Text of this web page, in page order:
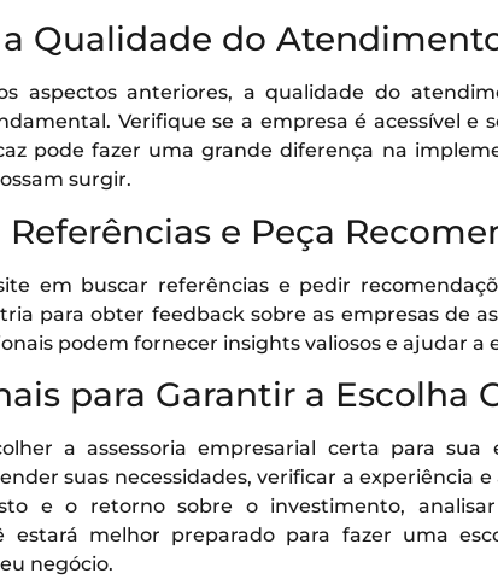
a Qualidade do
aspectos anteriores, a qualidade do
Verifique se a empresa é acessível e
pode fazer uma grande diferença na
surgir.
Referências e Peça
em buscar referências e pedir
para obter feedback sobre as empresas de
podem fornecer insights valiosos e ajudar a
para Garantir a Escolha
a assessoria empresarial certa para
suas necessidades, verificar a experiência
e o retorno sobre o investimento,
estará melhor preparado para fazer uma
negócio.